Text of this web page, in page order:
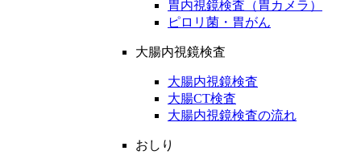
胃内視鏡検査（胃カメラ）
ピロリ菌・胃がん
大腸内視鏡検査
大腸内視鏡検査
大腸CT検査
大腸内視鏡検査の流れ
おしり